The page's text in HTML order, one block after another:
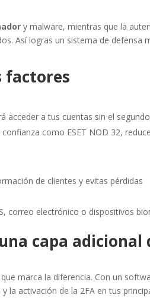
y malware, mientras que la
Así logras un sistema de defensa
factores
acceder a tus cuentas sin el
como ESET NOD 32,
de clientes y evitas pérdidas
correo electrónico o dispositivos
capa adicional
marca la diferencia. Con un
la activación de la 2FA en tus